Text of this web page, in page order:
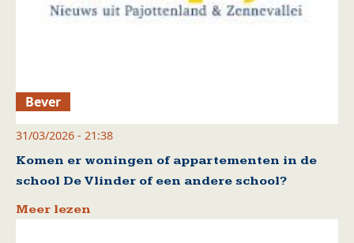
Bever
31/03/2026 - 21:38
Komen er woningen of appartementen in de
school De Vlinder of een andere school?
Meer lezen